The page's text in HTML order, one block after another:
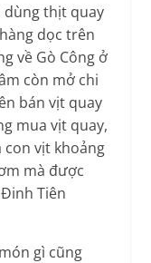
dùng thịt quay
dọc trên
về Gò Công ở
còn mở chi
bán vịt quay
mua vịt quay,
con vịt khoảng
mà được
Tiên
gì cũng